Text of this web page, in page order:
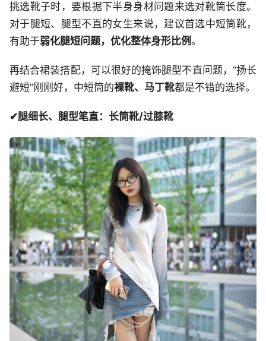
挑选靴子时，要根据下半身身材问题来选对靴筒长度。
对于腿短、腿型不直的女生来说，建议首选中短筒靴，
有助于弱化腿短问题，优化整体身形比例。
再结合裙装搭配，可以很好的掩饰腿型不直问题，“扬长
避短”刚刚好，中短筒的裸靴、马丁靴都是不错的选择。
✔腿细长、腿型笔直：长筒靴/过膝靴